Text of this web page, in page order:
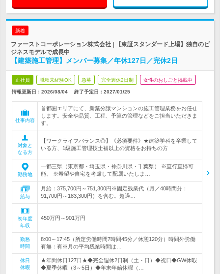
新着
ファーストコーポレーション株式会社 | 【東証スタンダード上場】独自のビ
ジネスモデルで成長中
【建築施工管理】メンバー募集／年休127日／完休2日
正社員 職種未経験OK 急募 完全週休2日制 女性のおしごと掲載中
情報更新日：2026/08/04 終了予定日： 2027/01/25
仕事内容
首都圏エリアにて、新築分譲マンションの施工管理業務をお任せ
します。安全や品質、工程、予算の管理などをご担当いただきま
す。
対象と
なる方
【ワークライフバランス◎】《必須要件》★建築学科を卒業して
いる方、1級施工管理技士補以上の資格をお持ちの方
勤務地
一都三県（東京都・埼玉県・神奈川県・千葉県） ※直行直帰可
能。 ※希望や自宅を考慮して配属いたしま…
給与
月給：375,700円～751,300円※固定残業代（月／40時間分：
91,700円～183,300円）を含む。超過…
初年度
年収
450万円～901万円
勤務
時間
8:00～17:45（所定労働時間7時間45分／休憩120分）時間外労働
有無：有※月の平均残業時間は…
休日
休暇
★年間休日127日★◆完全週休2日制（土・日）◆祝日◆GW休暇
◆夏季休暇（3～5日）◆年末年始休暇（…